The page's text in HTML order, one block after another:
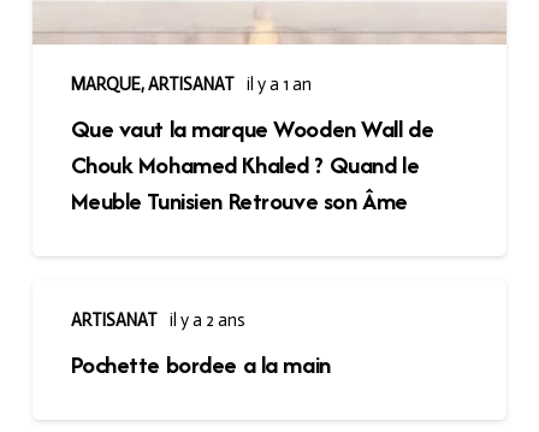
MARQUE,ARTISANAT il y a 1 an
Que vaut la marque Wooden Wall de
Chouk Mohamed Khaled ? Quand le
Meuble Tunisien Retrouve son Âme
ARTISANAT il y a 2 ans
Pochette bordee a la main